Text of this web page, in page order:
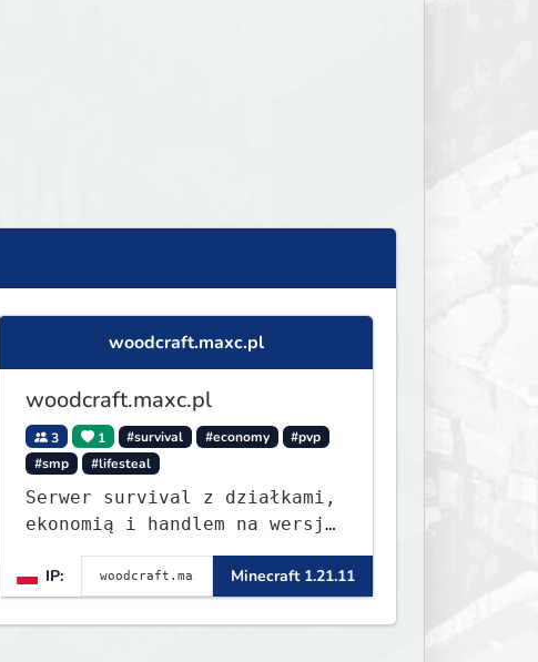
woodcraft.maxc.pl
woodcraft.maxc.pl
3 1 #survival #economy
#pvp
#smp
#lifesteal
Serwer survival z działkami,
ekonomią i handlem na wersję
1.8 - 26.1.1. Rekru ON
IP:
Minecraft 1.21.11